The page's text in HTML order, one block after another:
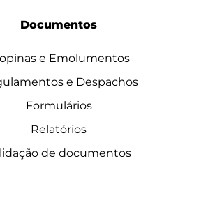
Documentos
e Emolumentos
e Despachos
Formulários
Relatórios
de documentos